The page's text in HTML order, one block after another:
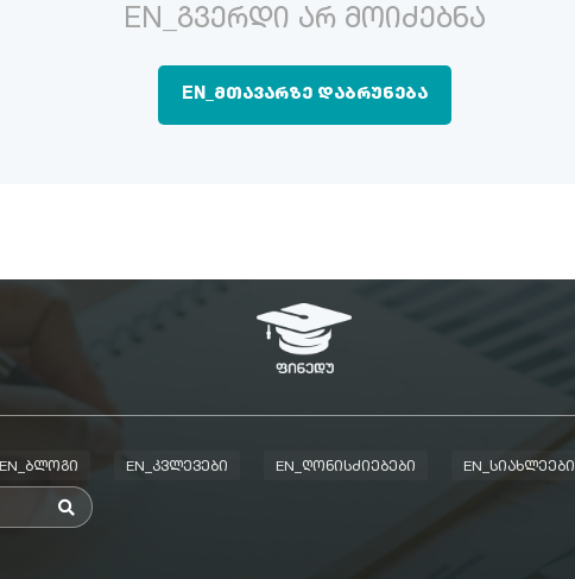
EN_ᲒᲕᲔᲠᲓᲘ ᲐᲠ ᲛᲝᲘᲫᲔᲑᲜᲐ
EN_ᲛᲗᲐᲕᲐᲠᲖᲔ ᲓᲐᲑᲠᲣᲜᲔᲑᲐ
EN_ᲑᲚᲝᲒᲘ EN_ᲙᲕᲚᲔᲕᲔᲑᲘ EN_ᲦᲝᲜᲘᲡᲫᲘᲔᲑᲔᲑᲘ EN_ᲡᲘᲐᲮᲚᲔᲔᲑᲘ